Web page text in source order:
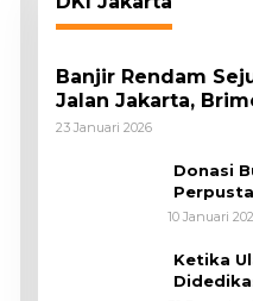
Banjir Rendam
Jalan Jakarta,
Polair PMJ
23 Januari 2026
Donasi
Terus
10 Januari
Ketika